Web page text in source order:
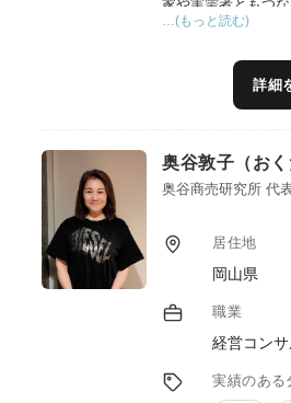
家や実需者ともつ
口作りを一気通貫
から、どのように
の商品やこだわり
…(もっと読む)
詳細
奥谷敦子（おく
奥谷商売研究所 代
居住地
岡山県
職業
経営コン
実績のある